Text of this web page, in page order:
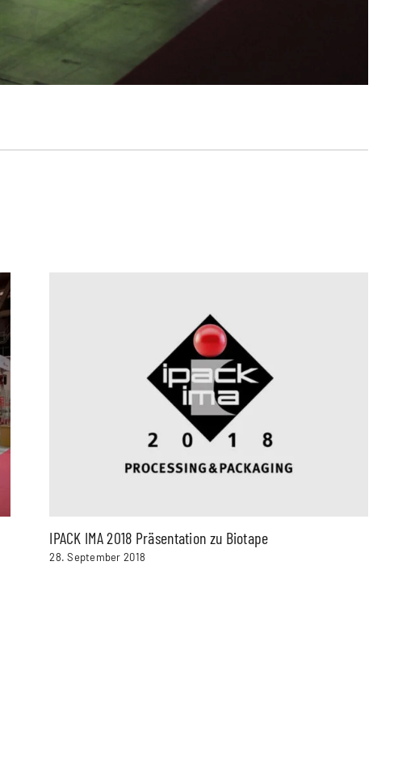
IPACK IMA 2018 Präsentation zu Biotape
28. September 2018